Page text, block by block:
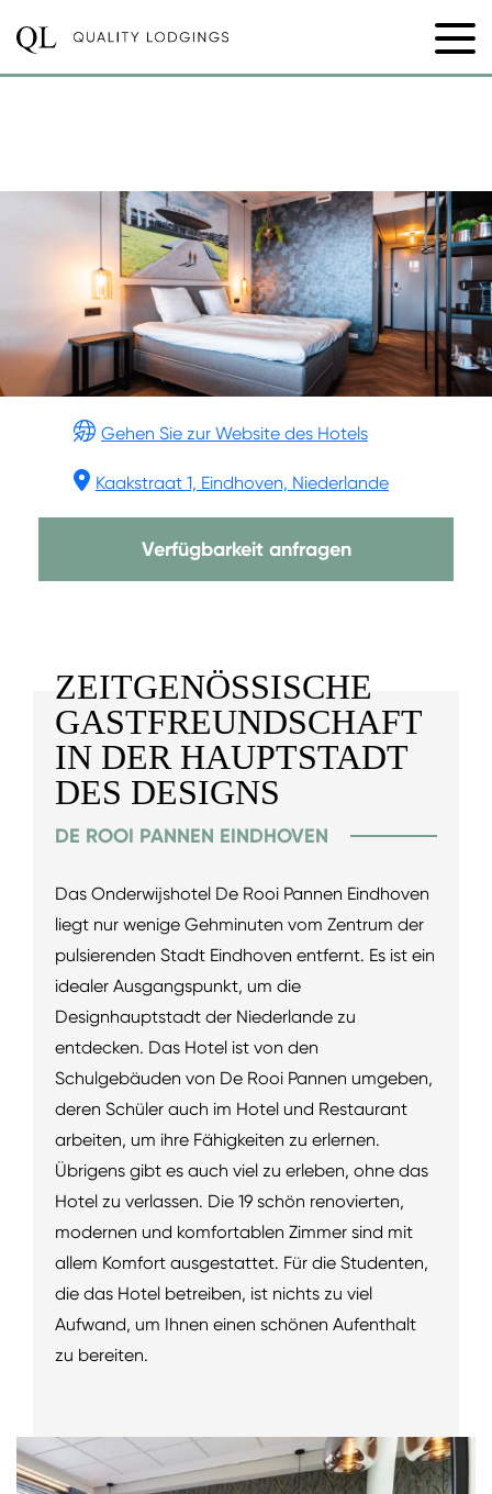
+31 040 500 1280
Gehen Sie zur Website des Hotels
Kaakstraat 1, Eindhoven, Niederlande
Verfügbarkeit anfragen
ZEITGENÖSSISCHE
GASTFREUNDSCHAFT
IN DER HAUPTSTADT
DES DESIGNS
DE ROOI PANNEN EINDHOVEN
Das Onderwijshotel De Rooi Pannen Eindhoven
liegt nur wenige Gehminuten vom Zentrum der
pulsierenden Stadt Eindhoven entfernt. Es ist ein
idealer Ausgangspunkt, um die
Designhauptstadt der Niederlande zu
entdecken. Das Hotel ist von den
Schulgebäuden von De Rooi Pannen umgeben,
deren Schüler auch im Hotel und Restaurant
arbeiten, um ihre Fähigkeiten zu erlernen.
Übrigens gibt es auch viel zu erleben, ohne das
Hotel zu verlassen. Die 19 schön renovierten,
modernen und komfortablen Zimmer sind mit
allem Komfort ausgestattet. Für die Studenten,
die das Hotel betreiben, ist nichts zu viel
Aufwand, um Ihnen einen schönen Aufenthalt
zu bereiten.